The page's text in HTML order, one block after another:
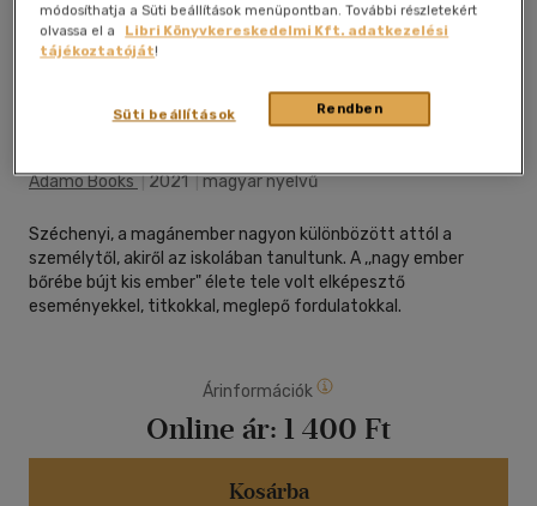
Kívánságlistához adom Megosztom
Adamo Books|2021|magyar nyelvű
Széchenyi, a magánember nagyon különbözött attól a
személytől, akiről az iskolában tanultunk. A ,,nagy ember
bőrébe bújt kis ember" élete tele volt elképesztő
eseményekkel, titkokkal, meglepő fordulatokkal.
Árinformációk
Online ár: 1 400 Ft
Kosárba
módosíthatja a Süti beállítások menüpontban. További részletekért
olvassa el a
Libri Könyvkereskedelmi Kft. adatkezelési
tájékoztatóját!
Rendben
Süti beállítások